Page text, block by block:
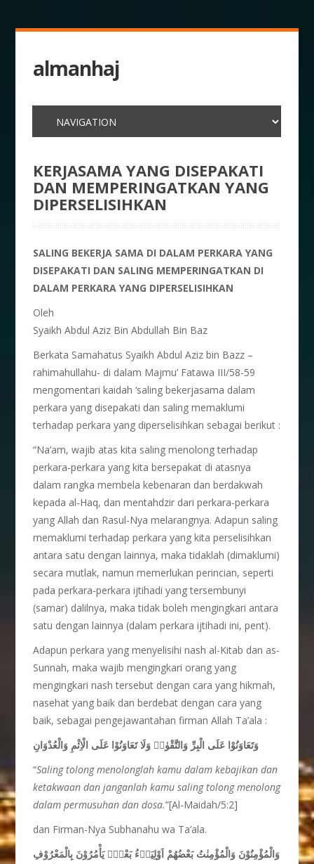
almanhaj
KERJASAMA YANG DISEPAKATI
DAN MEMPERINGATKAN YANG
DIPERSELISIHKAN
SALING BEKERJA SAMA DI DALAM PERKARA YANG
DISEPAKATI DAN SALING MEMPERINGATKAN DI
DALAM PERKARA YANG DIPERSELISIHKAN
Oleh
Syaikh Abdul Aziz Bin Abdullah Bin Baz
Berkata Samahatus Syaikh Abdul Aziz bin Bazz –
rahimahullahu- di dalam Majmu’ Fatawa III/58-59
mengomentari kaidah ‘saling bekerjasama dalam
perkara yang disepakati dan saling memaklumi
terhadap perkara yang diperselisihkan sebagai berikut :
“Na’am, wajib atas kita saling menolong terhadap
perkara-perkara yang kita bersepakat di atasnya
dalam rangka membela kebenaran dan berdakwah
kepada al-Haq, dan mentahdzir dari perkara-perkara
yang Allah dan Rasul-Nya melarangnya. Adapun saling
memaklumi terhadap perkara yang kita perselisihkan
antara satu dengan lainnya, maka tidaklah (dimaklumi)
secara mutlak, namun memerlukan perincian, seperti
pada perkara-perkara ijtihadi yang tersembunyi
(samar) dalilnya, maka tidak boleh mengingkari antara
satu dengan lainnya (dalam perkara ijtihadi ini, pent).
Adapun perkara yang menyelisihi nash al-Kitab dan as-
Sunnah, maka wajib mengingkari orang yang
mengingkari nash tersebut dengan cara yang hikmah,
nasehat yang baik dan berdebat dengan cara yang
baik, sebagai pengejawantahan firman Allah Ta’ala :
وَتَعَاوَنُوْا عَلَى الْبِرِّ وَالتَّقْوٰىۖ وَلَا تَعَاوَنُوْا عَلَى الْاِثْمِ وَالْعُدْوَانِ
“Saling tolong menolonglah kamu dalam kebajikan dan
ketakwaan dan janganlah kamu saling tolong menolong
dalam permusuhan dan dosa.”[Al-Maidah/5:2]
dan Firman-Nya Subhanahu wa Ta’ala.
وَالْمُؤْمِنُوْنَ وَالْمُؤْمِنٰتُ بَعْضُهُمْ اَوْلِيَاۤءُ بَعْضٍۘ يَأْمُرُوْنَ بِالْمَعْرُوْفِ